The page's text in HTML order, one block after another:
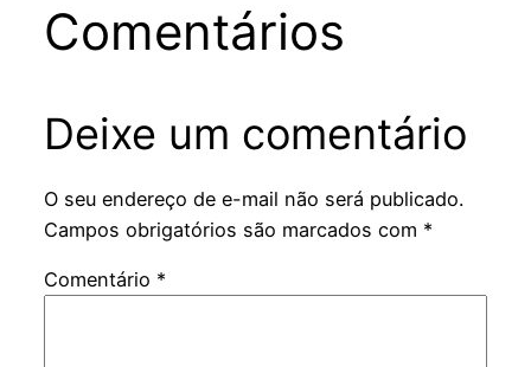
Comentários
Deixe um comentário
O seu endereço de e-mail não será publicado.
Campos obrigatórios são marcados com *
Comentário *